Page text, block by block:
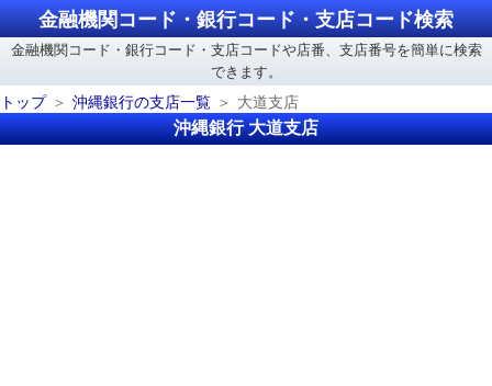
金融機関コード・銀行コード・支店コード検索
金融機関コード・銀行コード・支店コードや店番、支店番号を簡単に検索
できます。
トップ
沖縄銀行の支店一覧 大道支店
沖縄銀行 大道支店